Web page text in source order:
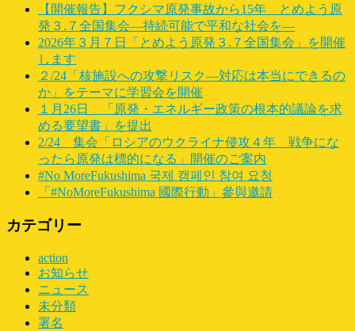
【開催報告】フクシマ原発事故から15年 とめよう原
発３.７全国集会―持続可能で平和な社会を―
2026年３月７日「とめよう原発３.７全国集会」を開催
します
２/24「核施設への攻撃リスク―対応は本当にできるの
か」をテーマに学習会を開催
１月26日 「原発・エネルギー政策の根本的議論を求
める要望書」を提出
2/24 集会「ロシアのウクライナ侵攻４年 戦争にな
ったら原発は標的になる」開催のご案内
#No MoreFukushima 국제 캠페인 참여 요청
「#NoMoreFukushima 國際行動」參與邀請
カテゴリー
action
お知らせ
ニュース
未分類
署名